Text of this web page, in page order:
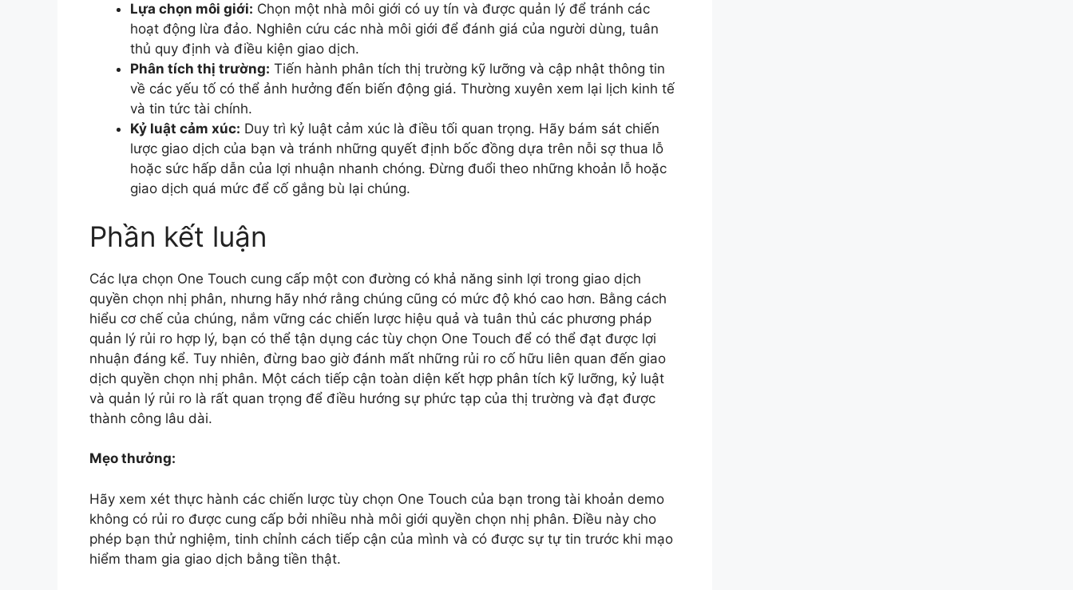
Lựa chọn môi giới: Chọn một nhà môi giới có uy tín và được quản lý để tránh các
hoạt động lừa đảo. Nghiên cứu các nhà môi giới để đánh giá của người dùng, tuân
thủ quy định và điều kiện giao dịch.
Phân tích thị trường: Tiến hành phân tích thị trường kỹ lưỡng và cập nhật thông tin
về các yếu tố có thể ảnh hưởng đến biến động giá. Thường xuyên xem lại lịch kinh tế
và tin tức tài chính.
Kỷ luật cảm xúc: Duy trì kỷ luật cảm xúc là điều tối quan trọng. Hãy bám sát chiến
lược giao dịch của bạn và tránh những quyết định bốc đồng dựa trên nỗi sợ thua lỗ
hoặc sức hấp dẫn của lợi nhuận nhanh chóng. Đừng đuổi theo những khoản lỗ hoặc
giao dịch quá mức để cố gắng bù lại chúng.
Phần kết luận
Các lựa chọn One Touch cung cấp một con đường có khả năng sinh lợi trong giao dịch
quyền chọn nhị phân, nhưng hãy nhớ rằng chúng cũng có mức độ khó cao hơn. Bằng cách
hiểu cơ chế của chúng, nắm vững các chiến lược hiệu quả và tuân thủ các phương pháp
quản lý rủi ro hợp lý, bạn có thể tận dụng các tùy chọn One Touch để có thể đạt được lợi
nhuận đáng kể. Tuy nhiên, đừng bao giờ đánh mất những rủi ro cố hữu liên quan đến giao
dịch quyền chọn nhị phân. Một cách tiếp cận toàn diện kết hợp phân tích kỹ lưỡng, kỷ luật
và quản lý rủi ro là rất quan trọng để điều hướng sự phức tạp của thị trường và đạt được
thành công lâu dài.
Mẹo thưởng:
Hãy xem xét thực hành các chiến lược tùy chọn One Touch của bạn trong tài khoản demo
không có rủi ro được cung cấp bởi nhiều nhà môi giới quyền chọn nhị phân. Điều này cho
phép bạn thử nghiệm, tinh chỉnh cách tiếp cận của mình và có được sự tự tin trước khi mạo
hiểm tham gia giao dịch bằng tiền thật.